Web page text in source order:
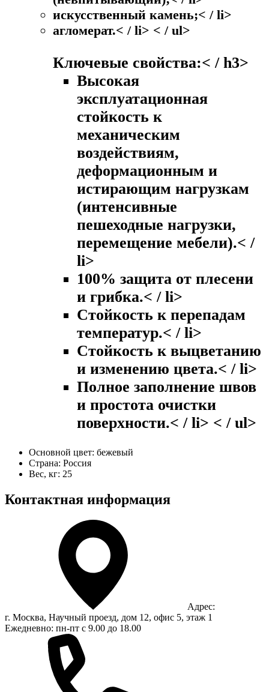
искусственный камень;< / li>
агломерат.< / li> < / ul>
Ключевые свойства:< / h3>
Высокая
эксплуатационная
стойкость к
механическим
воздействиям,
деформационным и
истирающим нагрузкам
(интенсивные
пешеходные нагрузки,
перемещение мебели).< /
li>
100% защита от плесени
и грибка.< / li>
Стойкость к перепадам
температур.< / li>
Стойкость к выцветанию
и изменению цвета.< / li>
Полное заполнение швов
и простота очистки
поверхности.< / li> < / ul>
Основной цвет: бежевый
Страна: Россия
Вес, кг: 25
Контактная информация
Адрес:
г. Москва, Научный проезд, дом 12, офис 5, этаж 1
Ежедневно: пн-пт с 9.00 до 18.00